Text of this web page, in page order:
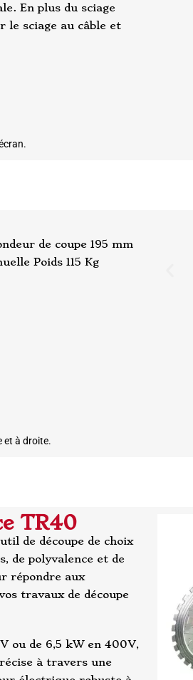
En plus du sciage
le sciage au câble et
de coupe 195 mm
Poids 115 Kg
et à droite.
TR40
de découpe de choix
de polyvalence et de
répondre aux
travaux de découpe
ou de 6,5 kW en 400V,
à travers une